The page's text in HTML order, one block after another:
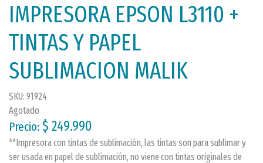
IMPRESORA EPSON L3110 +
TINTAS Y PAPEL
SUBLIMACION MALIK
SKU: 91924
Agotado
Precio: $ 249.990
**Impresora con tintas de sublimación, las tintas son para sublimar y
ser usada en papel de sublimación, no viene con tintas originales de